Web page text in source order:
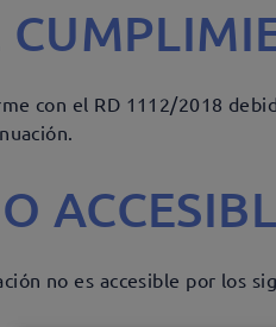
con el RD 1112/2018
no es accesible por los